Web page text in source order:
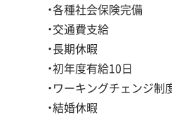
・各種社会保険完備
・交通費支給
・長期休暇
・初年度有給10日
・ワーキングチェンジ制
・結婚休暇